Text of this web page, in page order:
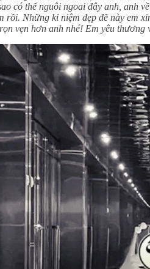
có thể nguôi ngoai đây anh, anh
rồi. Những kỉ niệm đẹp đẽ này em
vẹn hơn anh nhé! Em yêu thương